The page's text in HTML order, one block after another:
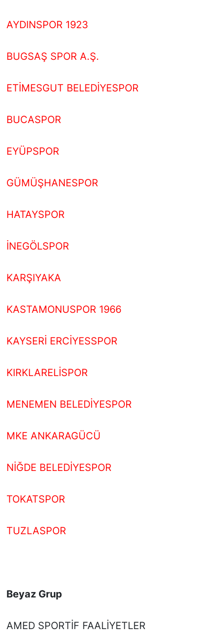
AYDINSPOR 1923
BUGSAŞ SPOR A.Ş.
ETİMESGUT BELEDİYESPOR
BUCASPOR
EYÜPSPOR
GÜMÜŞHANESPOR
HATAYSPOR
İNEGÖLSPOR
KARŞIYAKA
KASTAMONUSPOR 1966
KAYSERİ ERCİYESSPOR
KIRKLARELİSPOR
MENEMEN BELEDİYESPOR
MKE ANKARAGÜCÜ
NİĞDE BELEDİYESPOR
TOKATSPOR
TUZLASPOR
Beyaz Grup
AMED SPORTİF FAALİYETLER